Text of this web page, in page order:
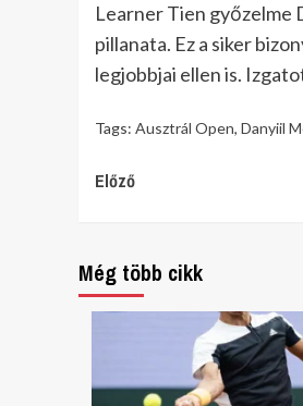
Learner Tien győzelme
pillanata. Ez a siker
legjobbjai ellen is.
Tags: Ausztrál Open, Danyiil
Continue
Előző
Még több cikk